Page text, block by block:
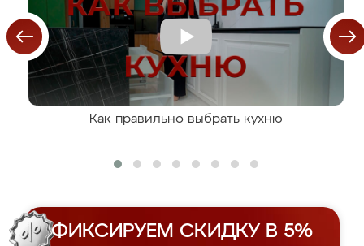
Как правильно выбрать кухню
ФИКСИРУЕМ СКИДКУ В 5%